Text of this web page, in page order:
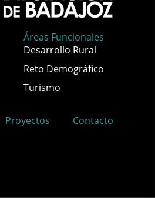
Áreas Funcionales
Desarrollo Rural
Reto Demográfico
Turismo
Proyectos Contacto